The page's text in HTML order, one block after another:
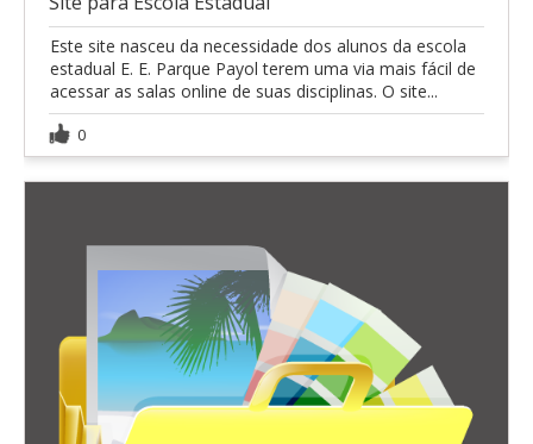
Este site nasceu da necessidade dos alunos da escola
estadual E. E. Parque Payol terem uma via mais fácil de
acessar as salas online de suas disciplinas. O site...
0